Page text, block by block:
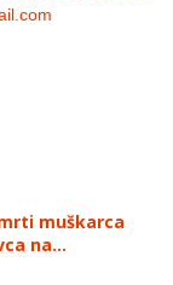
muškarca
na...